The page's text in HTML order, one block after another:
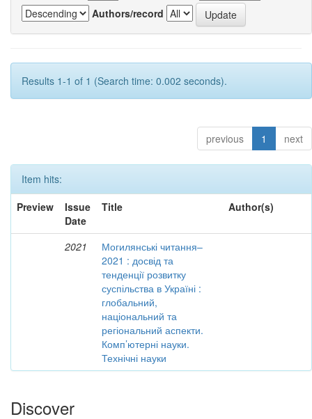
Authors/record
Results 1-1 of 1 (Search time: 0.002 seconds).
previous 1 next
Item hits:
Preview
Issue
Date
Title Author(s)
2021
Могилянські читання–
2021 : досвід та
тенденції розвитку
суспільства в Україні :
глобальний,
національний та
регіональний аспекти.
Комп’ютерні науки.
Технічні науки
Discover